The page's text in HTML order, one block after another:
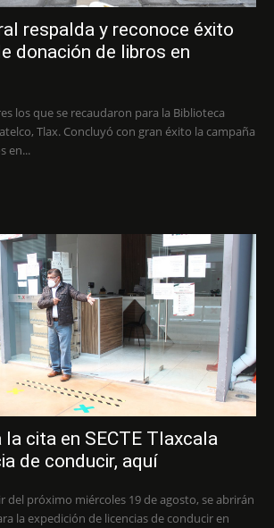
respalda y reconoce éxito
donación de libros en
los que se recaudaron para la Biblioteca
en...
la cita en SECTE Tlaxcala
de conducir, aquí
del próximo miércoles 19 de agosto, se abrirán
la expedición de licencias de conducir en